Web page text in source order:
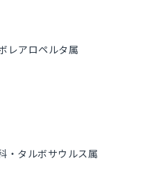
レアロペルタ属
・タルボサウルス属